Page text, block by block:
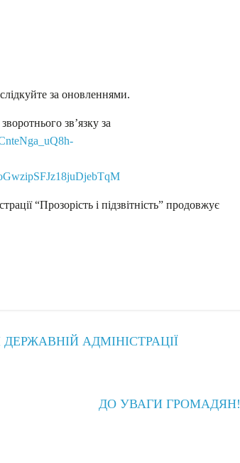
за оновленнями.
зв’язку за
“Прозорість і підзвітність” продовжує
АДМІНІСТРАЦІЇ
ДО УВАГИ ГРОМАДЯН!